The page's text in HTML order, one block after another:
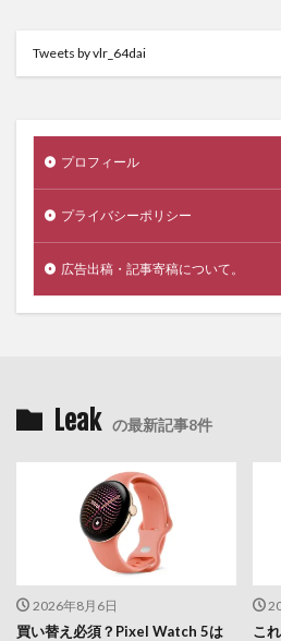
Tweets by vlr_64dai
プロフィール
プライバシーポリシー
広告出稿・記事寄稿について。
Leak の最新記事8件
2026年8月6日
買い替え必須？Pixel Watch 5は
こ